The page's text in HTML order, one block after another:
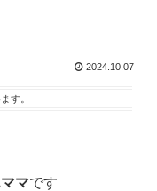
2024.10.07
す。
マです